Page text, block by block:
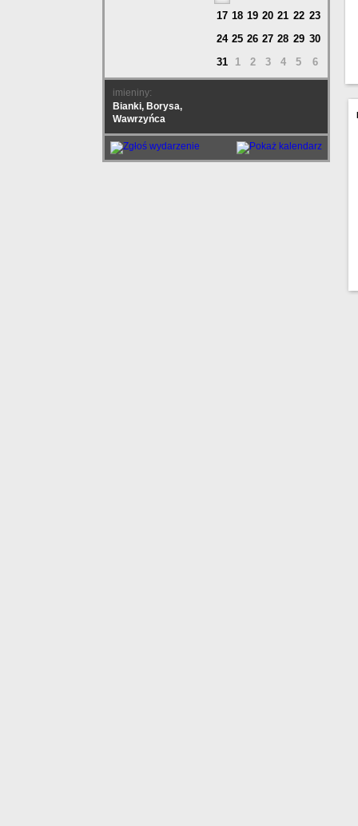
17 18 19 20 21 22 23
24 25 26 27 28 29 30
31
1 2 3 4 5 6
imieniny:
Bianki, Borysa,
Wawrzyńca